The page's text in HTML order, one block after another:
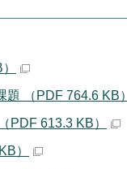
（PDF 764.6 KB）
PDF 613.3 KB）
）